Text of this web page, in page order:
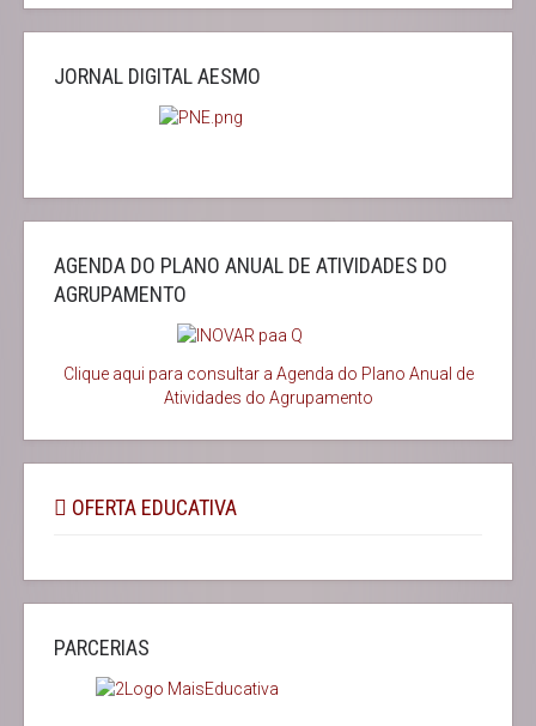
JORNAL DIGITAL AESMO
AGENDA DO PLANO ANUAL DE ATIVIDADES DO
AGRUPAMENTO
Clique aqui para consultar a Agenda do Plano Anual de
Atividades do Agrupamento
OFERTA EDUCATIVA
PARCERIAS